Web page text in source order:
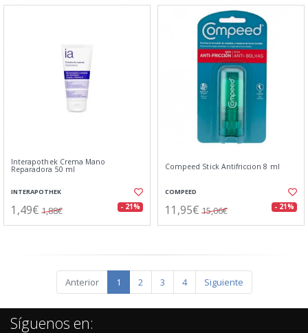
Interapothek Crema Mano
Reparadora 50 ml
INTERAPOTHEK
1,49€ 1,88€ - 21%
Compeed Stick Antifriccion 8 ml
COMPEED
11,95€ 15,06€ - 21%
Anterior 1 2 3 4 Siguiente
Síguenos en: